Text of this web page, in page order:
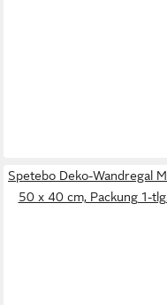
Spetebo Deko-Wandregal
50 x 40 cm, Packung 1-